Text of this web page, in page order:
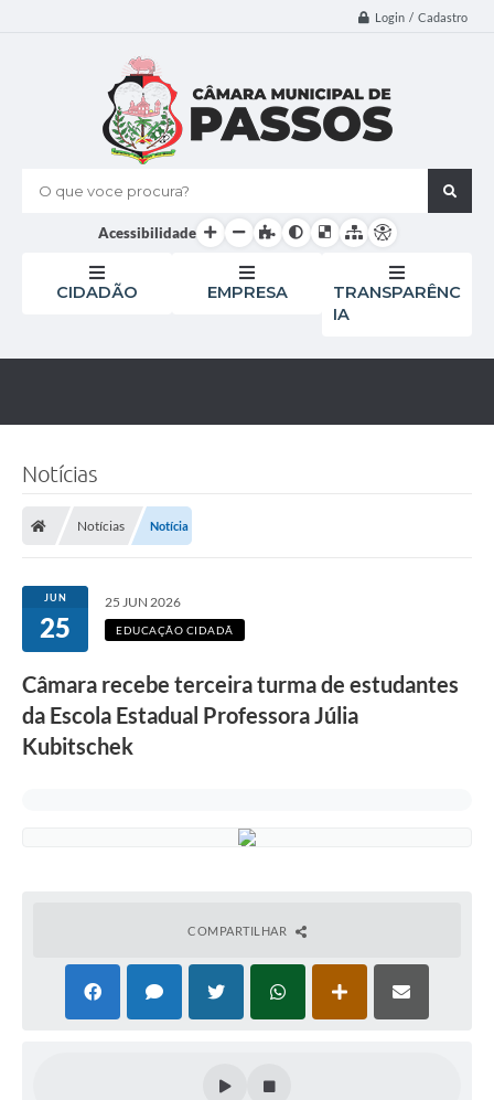
Login / Cadastro
O que voce procura?
Acessibilidade
CIDADÃO EMPRESA
TRANSPARÊNC
IA
Notícias
Notícias Notícia
JUN
25
25 JUN 2026
EDUCAÇÃO CIDADÃ
Câmara recebe terceira turma de estudantes
da Escola Estadual Professora Júlia
Kubitschek
COMPARTILHAR